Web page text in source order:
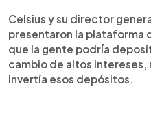
Celsius y su director
presentaron la plataforma
que la gente podría
cambio de altos intereses,
invertía esos depósitos.